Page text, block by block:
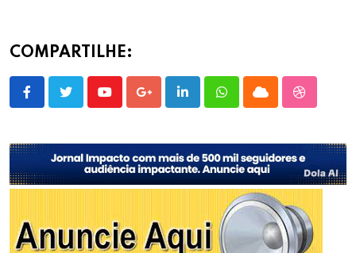
COMPARTILHE:
YoutubeGoogle+LinkedInWhatsappCloud